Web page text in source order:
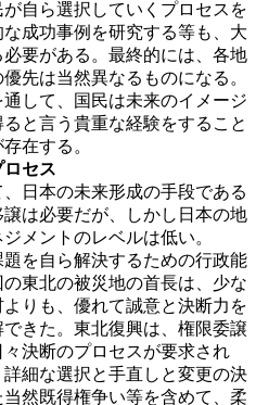
自ら選択していくプロセスを
成功事例を研究する等も、大
要がある。最終的には、各地
先は当然異なるものになる。
して、国民は未来のイメージ
と言う貴重な経験をすること
在する。
ロセス
日本の未来形成の手段である
は必要だが、しかし日本の地
メントのレベルは低い。
を自ら解決するための行政能
東北の被災地の首長は、少な
りも、優れて誠意と決断力を
きた。東北復興は、権限委譲
決断のプロセスが要求され
細な選択と手直しと変更の決
然既得権争い等を含めて、柔